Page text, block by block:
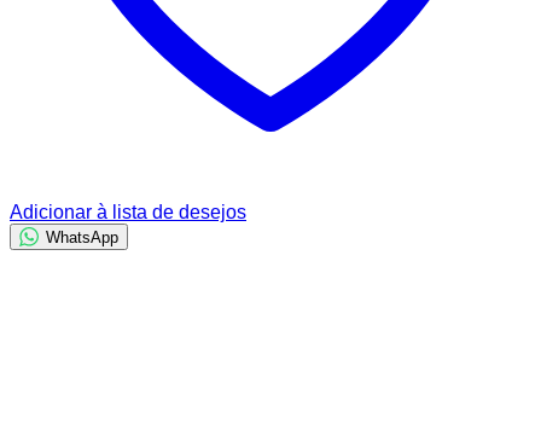
Adicionar à lista de desejos
WhatsApp